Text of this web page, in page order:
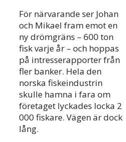
För närvarande ser Johan
och Mikael fram emot en
ny drömgräns – 600 ton
fisk varje år – och hoppas
på intresserapporter från
fler banker. Hela den
norska fiskeindustrin
skulle hamna i fara om
företaget lyckades locka 2
000 fiskare. Vägen är dock
lång.